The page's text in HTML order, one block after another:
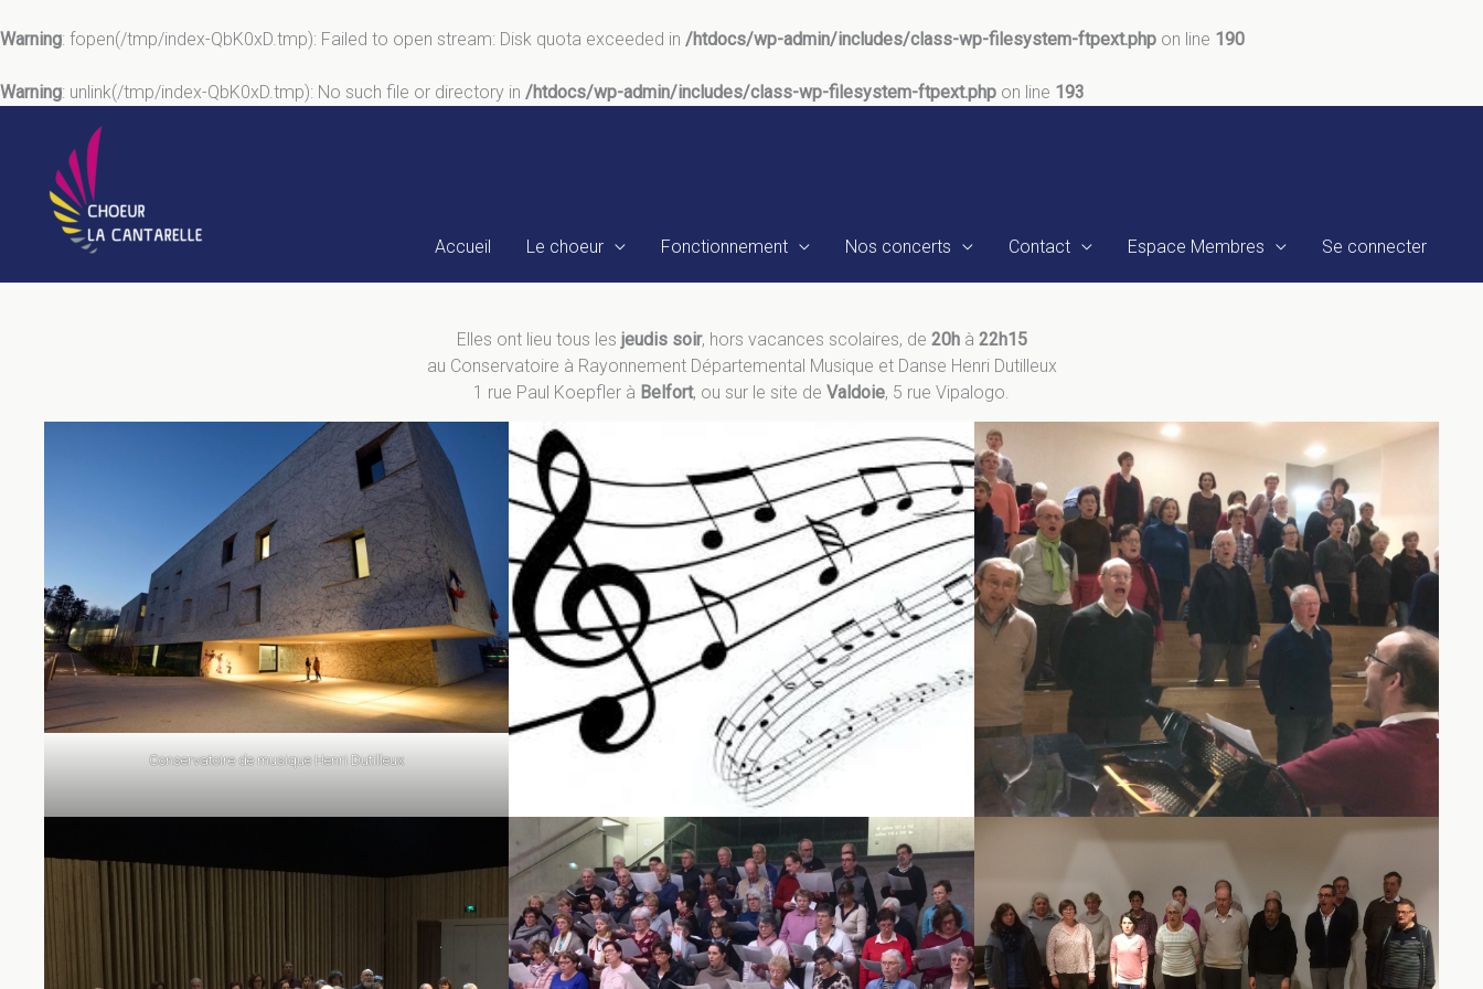
Warning: fopen(/tmp/index-QbK0xD.tmp): Failed to open stream: Disk quota exceeded in /htdocs/wp-admin/includes/class-wp-filesystem-ftpext.php on line 190
Warning: unlink(/tmp/index-QbK0xD.tmp): No such file or directory in /htdocs/wp-admin/includes/class-wp-filesystem-ftpext.php on line 193
contenu
Accueil Le choeur Fonctionnement Nos concerts Contact Espace Membres Se connecter
Elles ont lieu tous les jeudis soir, hors vacances scolaires, de 20hà 22h15
au Conservatoire à Rayonnement Départemental Musique et Danse Henri Dutilleux
1 rue Paul Koepfler à Belfort, ou sur le site de Valdoie, 5 rue Vipalogo.
Conservatoire de musique Henri Dutilleux